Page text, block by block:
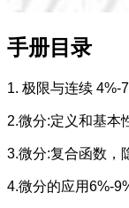
手册目录
1. 极限与连续 4%-
2.微分:定义和基本
3.微分:复合函数，
4.微分的应用6%-